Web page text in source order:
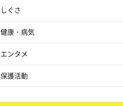
しぐさ
健康・病気
エンタメ
保護活動